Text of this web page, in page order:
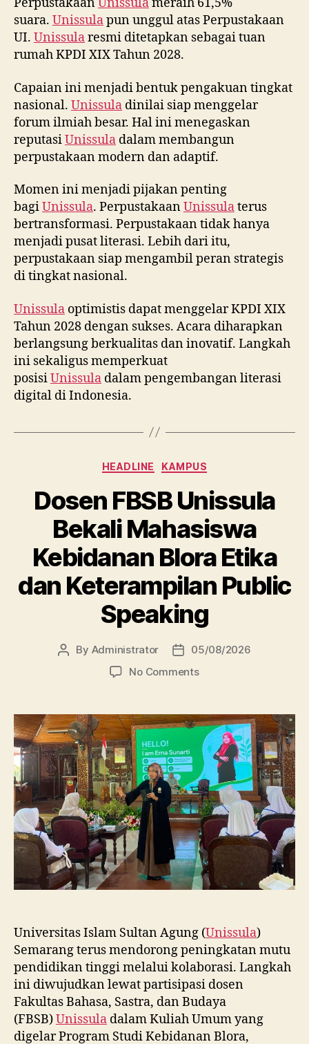
Perpustakaan Unissulameraih 61,5%
suara. Unissulapun unggul atas Perpustakaan
UI. Unissularesmi ditetapkan sebagai tuan
rumah KPDI XIX Tahun 2028.
Capaian ini menjadi bentuk pengakuan tingkat
nasional. Unissula dinilai siap menggelar
forum ilmiah besar. Hal ini menegaskan
reputasiUnissula dalam membangun
perpustakaan modern dan adaptif.
Momen ini menjadi pijakan penting
bagiUnissula. PerpustakaanUnissulaterus
bertransformasi. Perpustakaan tidak hanya
menjadi pusat literasi. Lebih dari itu,
perpustakaan siap mengambil peran strategis
di tingkat nasional.
Unissula optimistis dapat menggelar KPDI XIX
Tahun 2028 dengan sukses. Acara diharapkan
berlangsung berkualitas dan inovatif. Langkah
ini sekaligus memperkuat
posisiUnissula dalam pengembangan literasi
digital di Indonesia.
Categories
HEADLINE KAMPUS
Dosen FBSB Unissula
Bekali Mahasiswa
Kebidanan Blora Etika
dan Keterampilan Public
Speaking
Post
By Administrator
Post
date
05/08/2026
No Commentson
Unissula
Bekali
Mahasiswa
Kebidanan
Blora
Etika
dan
Keterampilan
Public
Speaking
Universitas Islam Sultan Agung (Unissula)
Semarang terus mendorong peningkatan mutu
pendidikan tinggi melalui kolaborasi. Langkah
ini diwujudkan lewat partisipasi dosen
Fakultas Bahasa, Sastra, dan Budaya
(FBSB)Unissula dalam Kuliah Umum yang
digelar Program Studi Kebidanan Blora,